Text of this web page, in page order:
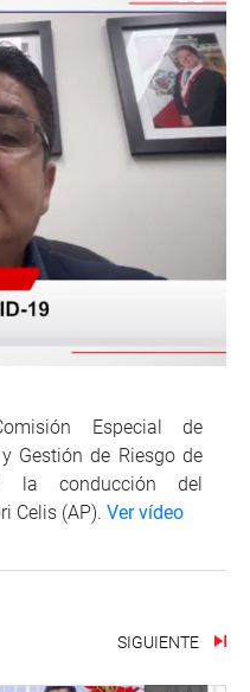
Especial de
Gestión de Riesgo de
la conducción del
Celis (AP). Ver vídeo
SIGUIENTE